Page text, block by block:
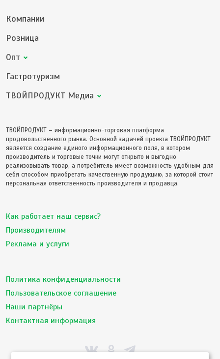
Компании
Розница
Опт
Гастротуризм
ТВОЙПРОДУКТ Медиа
ТВОЙПРОДУКТ – информационно-торговая платформа
продовольственного рынка. Основной задачей проекта ТВОЙПРОДУКТ
является создание единого информационного поля, в котором
производитель и торговые точки могут открыто и выгодно
реализовывать товар, а потребитель имеет возможность удобным для
себя способом приобретать качественную продукцию, за которой стоит
персональная ответственность производителя и продавца.
Как работает наш сервис?
Производителям
Реклама и услуги
Политика конфиденциальности
Пользовательское соглашение
Наши партнёры
Контактная информация